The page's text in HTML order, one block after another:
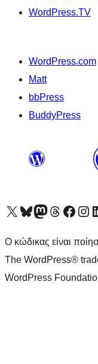
WordPress.TV
WordPress.com
Matt
bbPress
BuddyPress
Visit our X (formerly Twitter) account
Visit our Bluesky account
Επισκεφθείτε τον λογαριασμό μας στο Mastodon
Visit our Threads account
Επισκεφτείτε τη
Ο κώδικας είναι
The WordPress®
WordPress